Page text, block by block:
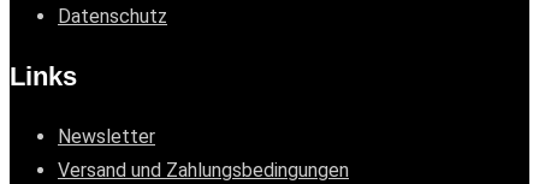
Datenschutz
Links
Newsletter
Versand und Zahlungsbedingungen